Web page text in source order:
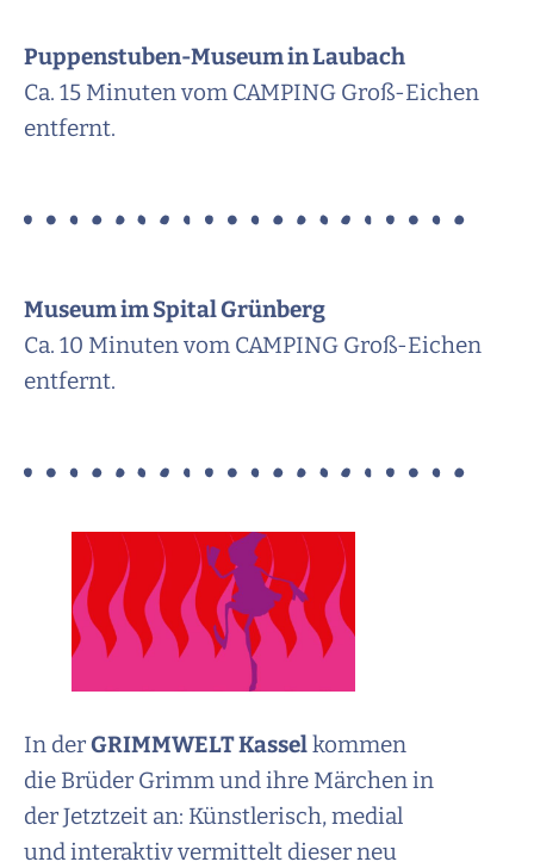
Puppenstuben-Museum in Laubach
Ca. 15 Minuten vom CAMPING Groß-Eichen
entfernt.
Museum im Spital Grünberg
Ca. 10 Minuten vom CAMPING Groß-Eichen
entfernt.
In derGRIMMWELT Kasselkommen
die Brüder Grimm und ihre Märchen in
der Jetztzeit an: Künstlerisch, medial
und interaktiv vermittelt dieser neu